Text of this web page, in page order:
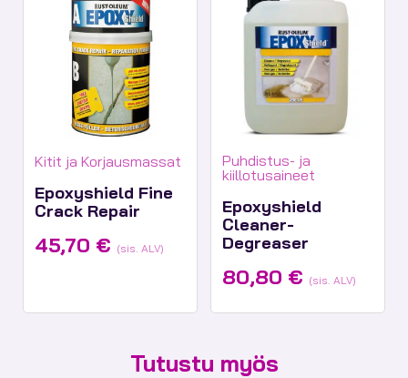
Tuotekategoriat:
Kitit ja Korjausmassat
Epoxyshield Fine
Crack Repair
45,70 € (sis. ALV)
Tuotekategoriat:
Puhdistus- ja
kiillotusaineet
Epoxyshield
Cleaner-
Degreaser
80,80 € (sis. ALV)
Tutustu myös